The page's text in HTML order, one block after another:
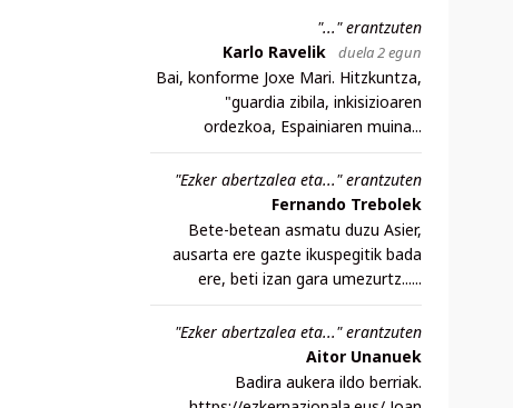
"..." erantzuten
Karlo Ravelik
duela 2 egun
Bai, konforme Joxe Mari. Hitzkuntza,
"guardia zibila, inkisizioaren
ordezkoa, Espainiaren muina...
"Ezker abertzalea eta..." erantzuten
Fernando Trebolek
Bete-betean asmatu duzu Asier,
ausarta ere gazte ikuspegitik bada
ere, beti izan gara umezurtz......
"Ezker abertzalea eta..." erantzuten
Aitor Unanuek
Badira aukera ildo berriak.